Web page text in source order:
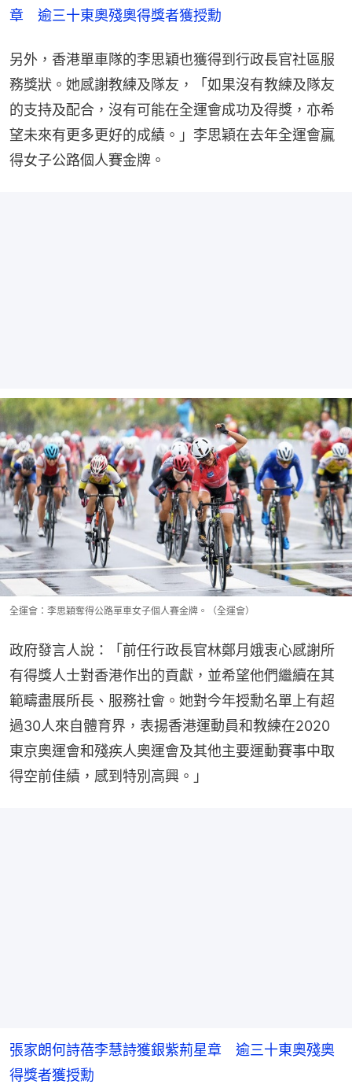
章　逾三十東奧殘奧得獎者獲授勳
另外，香港單車隊的李思穎也獲得到行政長官社區服
務獎狀。她感謝教練及隊友，「如果沒有教練及隊友
的支持及配合，沒有可能在全運會成功及得獎，亦希
望未來有更多更好的成績。」李思穎在去年全運會贏
得女子公路個人賽金牌。
全運會：李思穎奪得公路單車女子個人賽金牌。（全運會）
政府發言人說：「前任行政長官林鄭月娥衷心感謝所
有得獎人士對香港作出的貢獻，並希望他們繼續在其
範疇盡展所長、服務社會。她對今年授勳名單上有超
過30人來自體育界，表揚香港運動員和教練在2020
東京奧運會和殘疾人奧運會及其他主要運動賽事中取
得空前佳績，感到特別高興。」
張家朗何詩蓓李慧詩獲銀紫荊星章 逾三十東奧殘奧
得獎者獲授勳